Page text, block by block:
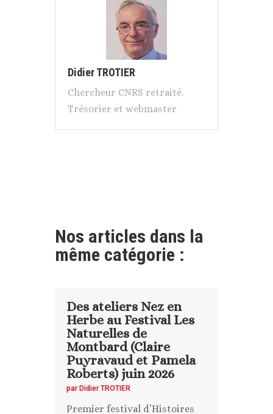
Didier TROTIER
Chercheur CNRS retraité.
Trésorier et webmaster
Nos articles dans la
même catégorie :
Des ateliers Nez en
Herbe au Festival Les
Naturelles de
Montbard (Claire
Puyravaud et Pamela
Roberts) juin 2026
par Didier TROTIER
Premier festival d’Histoires